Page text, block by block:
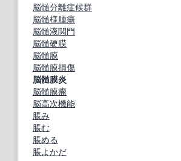
脳髄分離症候群
脳髄様腫瘍
脳髄液関門
脳髄硬膜
脳髄膜
脳髄膜損傷
脳髄膜炎
脳髄膜瘤
脳高次機能
脹み
脹む
脹める
脹よかだ